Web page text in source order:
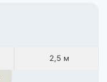
2,5 м